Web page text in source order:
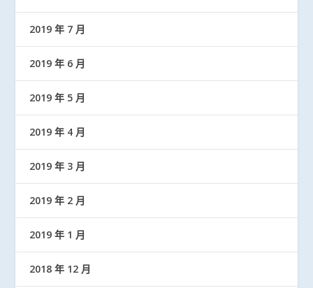
2019 年 7 月
2019 年 6 月
2019 年 5 月
2019 年 4 月
2019 年 3 月
2019 年 2 月
2019 年 1 月
2018 年 12 月